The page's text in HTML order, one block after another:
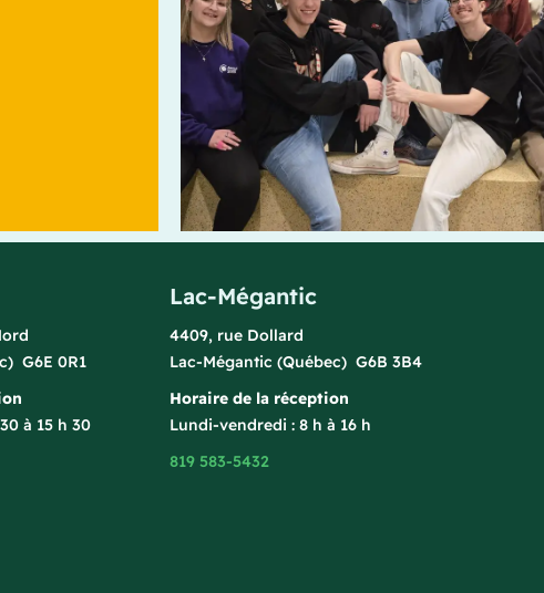
G6E 0R1
à 15 h 30
Lac-Mégantic
4409, rue Dollard
Lac-Mégantic (Québec) G6B 3B4
Horaire de la réception
Lundi-vendredi : 8 h à 16 h
819 583-5432